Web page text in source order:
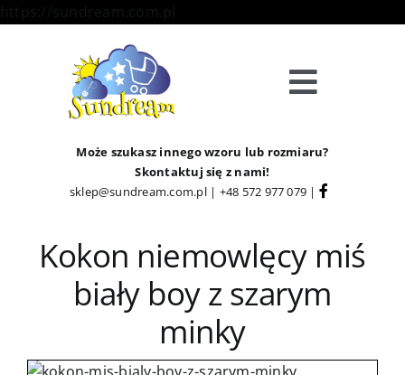
Toggle
Kategorie
Strefa Klienta
Informacje
Może szukasz innego wzoru lub rozmiaru?
Skontaktuj się z nami!
sklep@sundream.com.pl| +48 572 977 079 |
Kokon niemowlęcy miś
biały boy z szarym
minky